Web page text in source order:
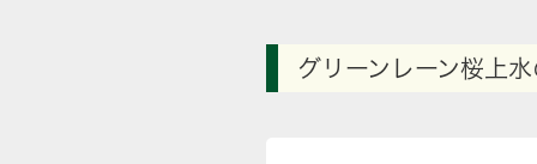
グリーンレーン桜上